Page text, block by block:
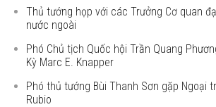
Thủ tướng họp với các Trưởng Cơ quan
nước ngoài
Phó Chủ tịch Quốc hội Trần Quang
Kỳ Marc E. Knapper
Phó thủ tướng Bùi Thanh Sơn gặp Ngoại
Rubio